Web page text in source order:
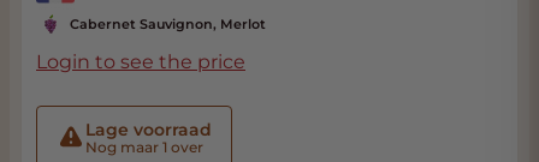
Cabernet Sauvignon, Merlot
Login to see the price
Lage voorraad
Nog maar 1 over